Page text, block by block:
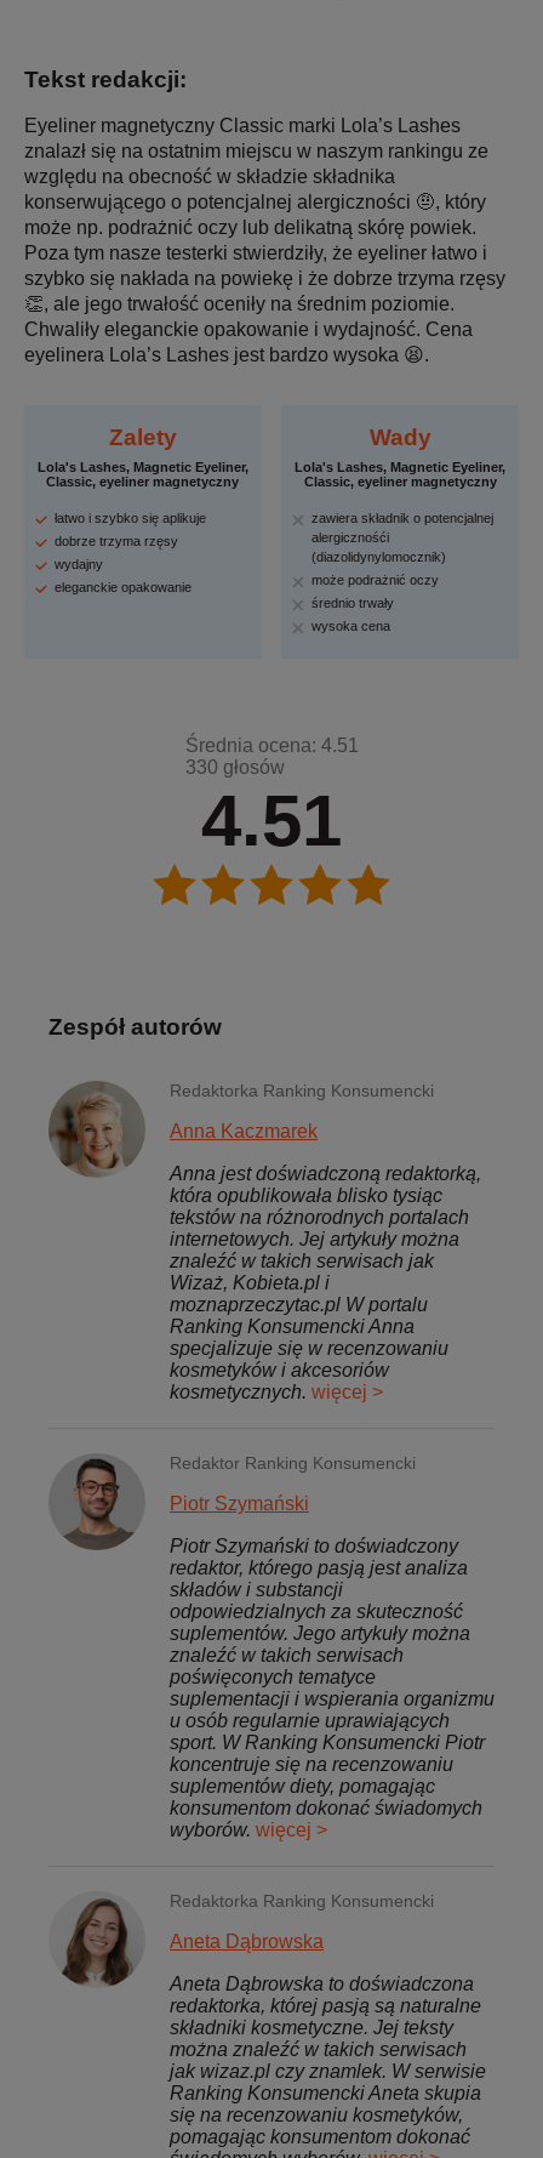
Tekst redakcji:
Eyeliner magnetyczny Classic marki Lola’s Lashes
znalazł się na ostatnim miejscu w naszym rankingu ze
względu na obecność w składzie składnika
konserwującego o potencjalnej alergiczności 🤨, który
może np. podrażnić oczy lub delikatną skórę powiek.
Poza tym nasze testerki stwierdziły, że eyeliner łatwo i
szybko się nakłada na powiekę i że dobrze trzyma rzęsy
👏, ale jego trwałość oceniły na średnim poziomie.
Chwaliły eleganckie opakowanie i wydajność. Cena
eyelinera Lola’s Lashes jest bardzo wysoka 😫.
Zalety
Lola's Lashes, Magnetic Eyeliner,
Classic, eyeliner magnetyczny
łatwo i szybko się aplikuje
dobrze trzyma rzęsy
wydajny
eleganckie opakowanie
Wady
Lola's Lashes, Magnetic Eyeliner,
Classic, eyeliner magnetyczny
zawiera składnik o potencjalnej
alergicznośći
(diazolidynylomocznik)
może podrażnić oczy
średnio trwały
wysoka cena
4.51
Średnia ocena: 4.51
330 głosów
Zespół autorów
Redaktorka Ranking Konsumencki
Anna Kaczmarek
Anna jest doświadczoną redaktorką,
która opublikowała blisko tysiąc
tekstów na różnorodnych portalach
internetowych. Jej artykuły można
znaleźć w takich serwisach jak
Wizaż, Kobieta.pl i
moznaprzeczytac.pl W portalu
Ranking Konsumencki Anna
specjalizuje się w recenzowaniu
kosmetyków i akcesoriów
kosmetycznych. więcej >
Redaktor Ranking Konsumencki
Piotr Szymański
Piotr Szymański to doświadczony
redaktor, którego pasją jest analiza
składów i substancji
odpowiedzialnych za skuteczność
suplementów. Jego artykuły można
znaleźć w takich serwisach
poświęconych tematyce
suplementacji i wspierania organizmu
u osób regularnie uprawiających
sport. W Ranking Konsumencki Piotr
koncentruje się na recenzowaniu
suplementów diety, pomagając
konsumentom dokonać świadomych
wyborów. więcej >
Redaktorka Ranking Konsumencki
Aneta Dąbrowska
Aneta Dąbrowska to doświadczona
redaktorka, której pasją są naturalne
składniki kosmetyczne. Jej teksty
można znaleźć w takich serwisach
jak wizaz.pl czy znamlek. W serwisie
Ranking Konsumencki Aneta skupia
się na recenzowaniu kosmetyków,
pomagając konsumentom dokonać